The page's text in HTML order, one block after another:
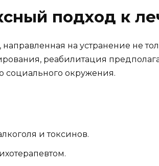
подход к
на устранение не
реабилитация
социального окружения.
и токсинов.